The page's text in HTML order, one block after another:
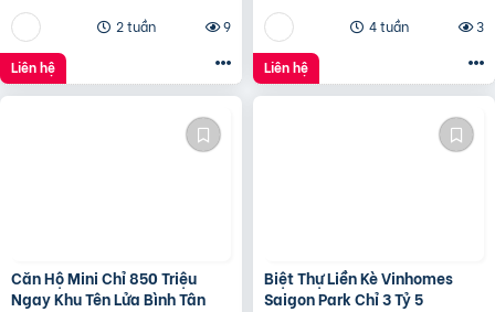
2 tuần
9
Liên hệ
4 tuần
3
Liên hệ
Căn Hộ Mini Chỉ 850 Triệu
Ngay Khu Tên Lửa Bình Tân
Biệt Thự Liền Kè Vinhomes
Saigon Park Chỉ 3 Tỷ 5